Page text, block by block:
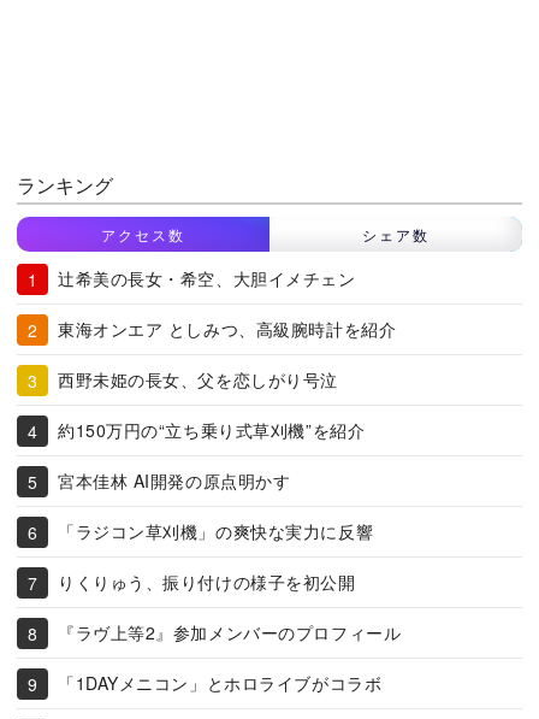
ランキング
アクセス数 シェア数
辻希美の長女・希空、大胆イメチェン
東海オンエア としみつ、高級腕時計を紹介
西野未姫の長女、父を恋しがり号泣
約150万円の“立ち乗り式草刈機”を紹介
宮本佳林 AI開発の原点明かす
「ラジコン草刈機」の爽快な実力に反響
りくりゅう、振り付けの様子を初公開
『ラヴ上等2』参加メンバーのプロフィール
「1DAYメニコン」とホロライブがコラボ